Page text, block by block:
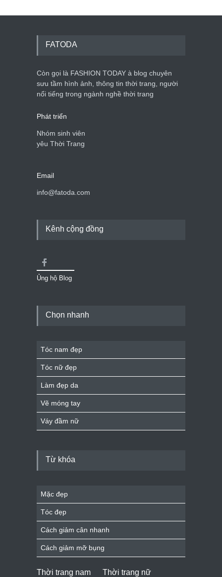
FATODA
Còn gọi là FASHION TODAY à blog chuyên
sưu tầm hình ảnh, thông tin thời trang, người
nổi tiếng trong ngành nghề thời trang
Phát triển
Nhóm sinh viên
yêu Thời Trang
Email
info@fatoda.com
Kênh cộng đồng
Ủng hộ Blog
Chọn nhanh
Tóc nam đẹp
Tóc nữ đẹp
Làm đẹp da
Vẽ móng tay
Váy đầm nữ
Từ khóa
Mặc đẹp
Tóc đẹp
Cách giảm cân nhanh
Cách giảm mỡ bụng
Thời trang nam Thời trang nữ